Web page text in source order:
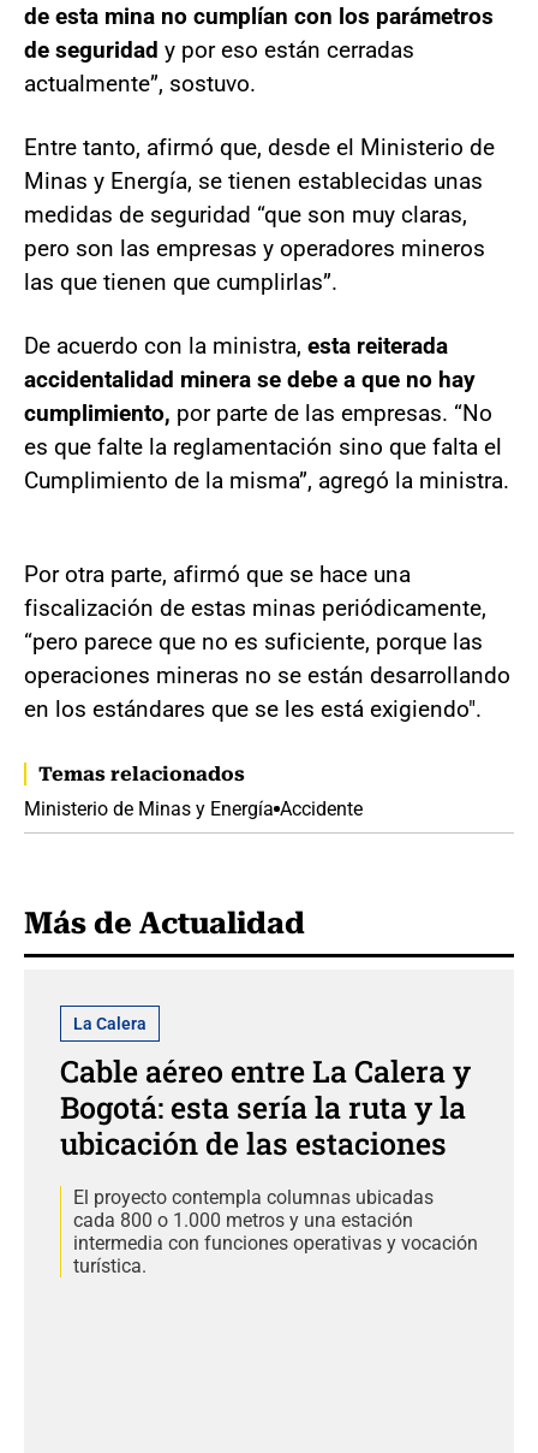
de esta mina no cumplían con los parámetros
de seguridad y por eso están cerradas
actualmente”, sostuvo.
Entre tanto, afirmó que, desde el Ministerio de
Minas y Energía, se tienen establecidas unas
medidas de seguridad “que son muy claras,
pero son las empresas y operadores mineros
las que tienen que cumplirlas”.
De acuerdo con la ministra, esta reiterada
accidentalidad minera se debe a que no hay
cumplimiento, por parte de las empresas. “No
es que falte la reglamentación sino que falta el
Cumplimiento de la misma”, agregó la ministra.
Por otra parte, afirmó que se hace una
fiscalización de estas minas periódicamente,
“pero parece que no es suficiente, porque las
operaciones mineras no se están desarrollando
en los estándares que se les está exigiendo".
Temas relacionados
Ministerio de Minas y Energía Accidente
Más de Actualidad
La Calera
Cable aéreo entre La Calera y
Bogotá: esta sería la ruta y la
ubicación de las estaciones
El proyecto contempla columnas ubicadas
cada 800 o 1.000 metros y una estación
intermedia con funciones operativas y vocación
turística.